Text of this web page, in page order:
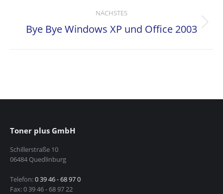
NÄCHSTES
Nächster
Bye Bye Windows XP und Office 2003
Toner plus GmbH
Schillerstraße 10
06484 Quedlinburg
Telefon:0 39 46 - 68 97 0
Fax: 0 39 46 - 68 97 22